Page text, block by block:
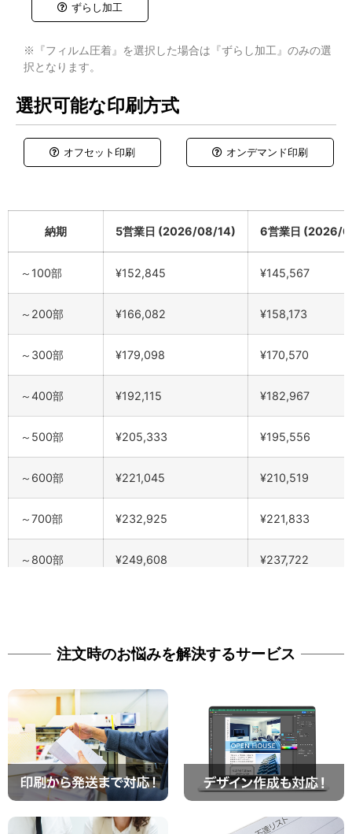
ずらし加工
※『フィルム圧着』を選択した場合は『ずらし加工』のみの選
択となります。
選択可能な印刷方式
オフセット印刷 オンデマンド印刷
納期 5営業日 (2026/08/14) 6営業日 (2026/
～100部
¥152,845 ¥145,567
～200部 ¥166,082 ¥158,173
～300部 ¥179,098 ¥170,570
～400部 ¥192,115 ¥182,967
～500部 ¥205,333 ¥195,556
～600部 ¥221,045 ¥210,519
～700部 ¥232,925 ¥221,833
～800部 ¥249,608 ¥237,722
～1200部 ¥306,350 ¥291,762
～1300部 ¥320,540 ¥305,276
～1400部 ¥334,730 ¥318,790
注文時のお悩みを解決するサービス